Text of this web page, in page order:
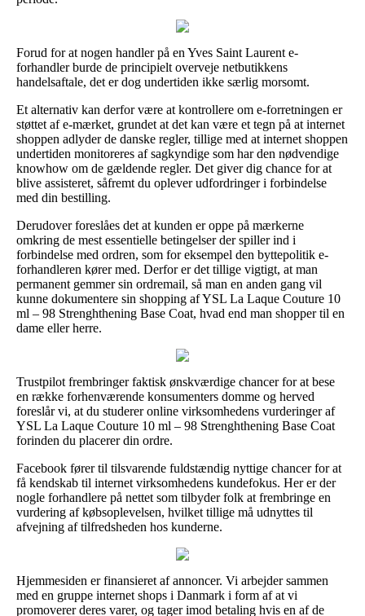
Forud for at nogen handler på en Yves Saint Laurent e-
forhandler burde de principielt overveje netbutikkens
handelsaftale, det er dog undertiden ikke særlig morsomt.
Et alternativ kan derfor være at kontrollere om e-forretningen er
støttet af e-mærket, grundet at det kan være et tegn på at internet
shoppen adlyder de danske regler, tillige med at internet shoppen
undertiden monitoreres af sagkyndige som har den nødvendige
knowhow om de gældende regler. Det giver dig chance for at
blive assisteret, såfremt du oplever udfordringer i forbindelse
med din bestilling.
Derudover foreslåes det at kunden er oppe på mærkerne
omkring de mest essentielle betingelser der spiller ind i
forbindelse med ordren, som for eksempel den byttepolitik e-
forhandleren kører med. Derfor er det tillige vigtigt, at man
permanent gemmer sin ordremail, så man en anden gang vil
kunne dokumentere sin shopping af YSL La Laque Couture 10
ml – 98 Strenghthening Base Coat, hvad end man shopper til en
dame eller herre.
Trustpilot frembringer faktisk ønskværdige chancer for at bese
en række forhenværende konsumenters domme og herved
foreslår vi, at du studerer online virksomhedens vurderinger af
YSL La Laque Couture 10 ml – 98 Strenghthening Base Coat
forinden du placerer din ordre.
Facebook fører til tilsvarende fuldstændig nyttige chancer for at
få kendskab til internet virksomhedens kundefokus. Her er der
nogle forhandlere på nettet som tilbyder folk at frembringe en
vurdering af købsoplevelsen, hvilket tillige må udnyttes til
afvejning af tilfredsheden hos kunderne.
Hjemmesiden er finansieret af annoncer. Vi arbejder sammen
med en gruppe internet shops i Danmark i form af at vi
promoverer deres varer, og tager imod betaling hvis en af de